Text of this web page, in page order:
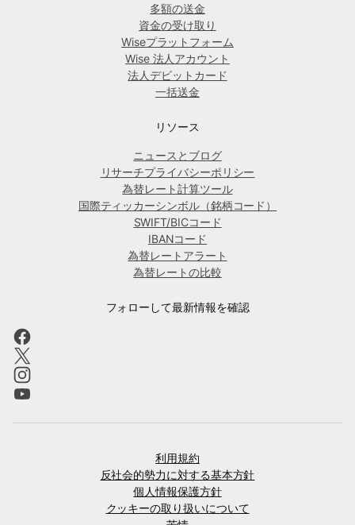
多額の送金
資金の受け取り
Wiseプラットフォーム
Wise 法人アカウント
法人デビットカード
一括送金
リソース
ニュースとブログ
リサーチプライバシーポリシー
為替レート計算ツール
国際ティッカーシンボル（銘柄コード）
SWIFT/BICコード
IBANコード
為替レートアラート
為替レートの比較
フォローして最新情報を確認
利用規約
反社会的勢力に対する基本方針
個人情報保護方針
クッキーの取り扱いについて